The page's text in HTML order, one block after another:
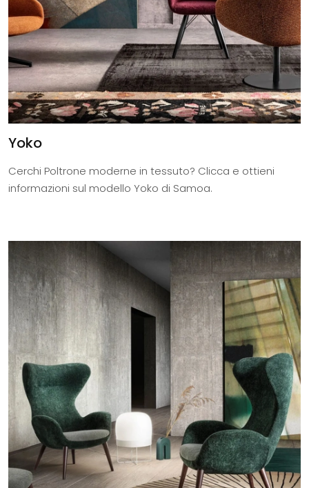
Yoko
Cerchi Poltrone moderne in tessuto? Clicca e ottieni
informazioni sul modello Yoko di Samoa.